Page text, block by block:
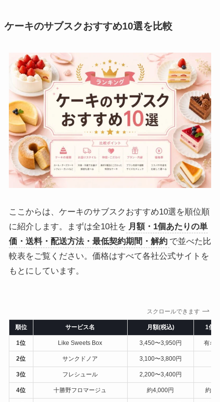
ケーキのサブスクおすすめ10選を比較
ここからは、ケーキのサブスクおすすめ10選を順位順
に紹介します。まずは全10社を 月額・1個あたりの単
価・送料・配送方法・最低契約期間・解約 で並べた比
較表をご覧ください。価格はすべて各社公式サイトを
もとにしています。
スクロールできます
順位 サービス名 月額(税込) 1個
1位 Like Sweets Box 3,450〜3,950円 有名
2位 サンクドノア 3,100〜3,800円
3位 フレシュール 2,200〜3,400円
4位 十勝野フロマージュ 約4,000円 約